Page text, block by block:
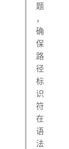
题
，
确
保
路
径
标
识
符
在
语
法